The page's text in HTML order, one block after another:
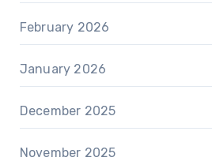
February 2026
January 2026
December 2025
November 2025